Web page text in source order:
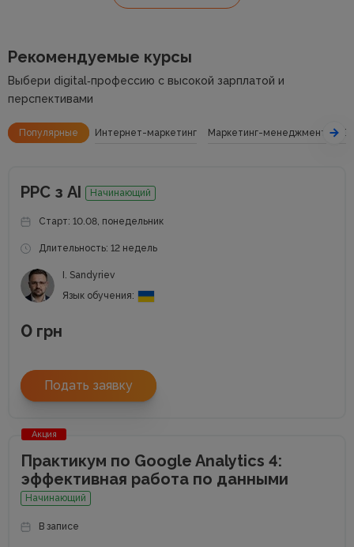
Рекомендуемые курсы
Выбери digital‑профессию с высокой зарплатой и
перспективами
Популярные Интернет-маркетинг Маркетинг-менеджмент
РРС з АІ Начинающий
Старт: 10.08, понедельник
Длительность: 12 недель
I. Sandyriev
Язык обучения:
0 грн
Подать заявку
Акция
Практикум по Google Analytics 4:
эффективная работа по данными
Начинающий
В записе